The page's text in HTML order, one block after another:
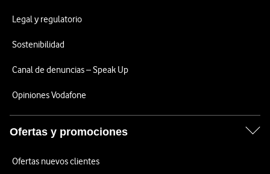
Legal y regulatorio
Sostenibilidad
Canal de denuncias – Speak Up
Opiniones Vodafone
Ofertas y promociones
Ofertas nuevos clientes